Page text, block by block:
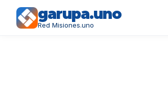
garupa.uno
Red Misiones.uno